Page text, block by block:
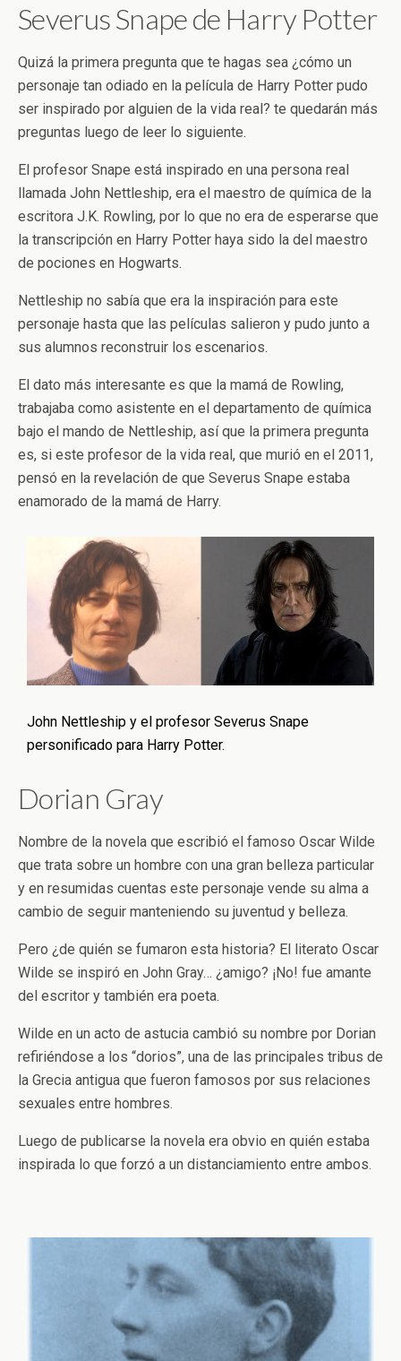
Severus Snape de Harry Potter
Quizá la primera pregunta que te hagas sea ¿cómo un
personaje tan odiado en la película de Harry Potter pudo
ser inspirado por alguien de la vida real? te quedarán más
preguntas luego de leer lo siguiente.
El profesor Snape está inspirado en una persona real
llamada John Nettleship, era el maestro de química de la
escritora J.K. Rowling, por lo que no era de esperarse que
la transcripción en Harry Potter haya sido la del maestro
de pociones en Hogwarts.
Nettleship no sabía que era la inspiración para este
personaje hasta que las películas salieron y pudo junto a
sus alumnos reconstruir los escenarios.
El dato más interesante es que la mamá de Rowling,
trabajaba como asistente en el departamento de química
bajo el mando de Nettleship, así que la primera pregunta
es, si este profesor de la vida real, que murió en el 2011,
pensó en la revelación de que Severus Snape estaba
enamorado de la mamá de Harry.
John Nettleship y el profesor Severus Snape
personificado para Harry Potter.
Dorian Gray
Nombre de la novela que escribió el famoso Oscar Wilde
que trata sobre un hombre con una gran belleza particular
y en resumidas cuentas este personaje vende su alma a
cambio de seguir manteniendo su juventud y belleza.
Pero ¿de quién se fumaron esta historia? El literato Oscar
Wilde se inspiró en John Gray… ¿amigo? ¡No! fue amante
del escritor y también era poeta.
Wilde en un acto de astucia cambió su nombre por Dorian
refiriéndose a los “dorios”, una de las principales tribus de
la Grecia antigua que fueron famosos por sus relaciones
sexuales entre hombres.
Luego de publicarse la novela era obvio en quién estaba
inspirada lo que forzó a un distanciamiento entre ambos.